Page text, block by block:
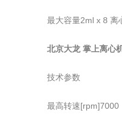
最大容量2ml x 8 离
北京大龙 掌上离心
技术参数
最高转速[rpm]7000